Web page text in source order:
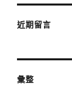
近期留言
彙整